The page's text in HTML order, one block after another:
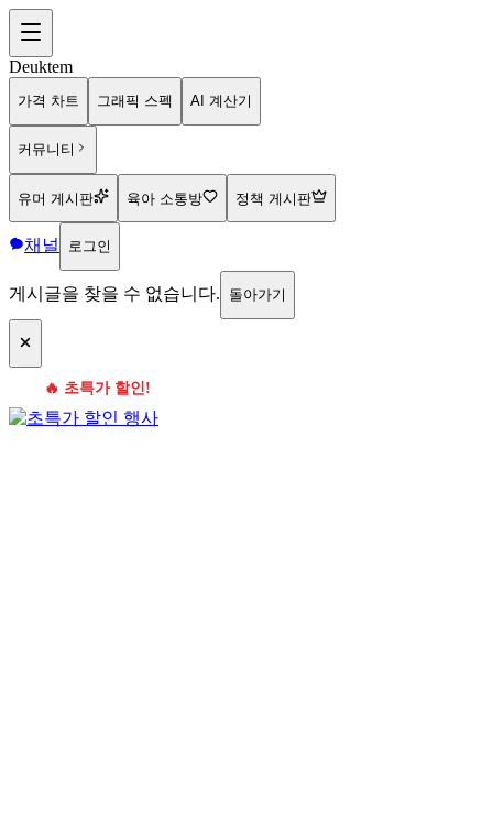
Deuktem
가격 차트 그래픽 스펙 AI 계산기
커뮤니티
유머 게시판 육아 소통방 정책 게시판
채널 로그인
게시글을 찾을 수 없습니다. 돌아가기
🔥 초특가 할인!